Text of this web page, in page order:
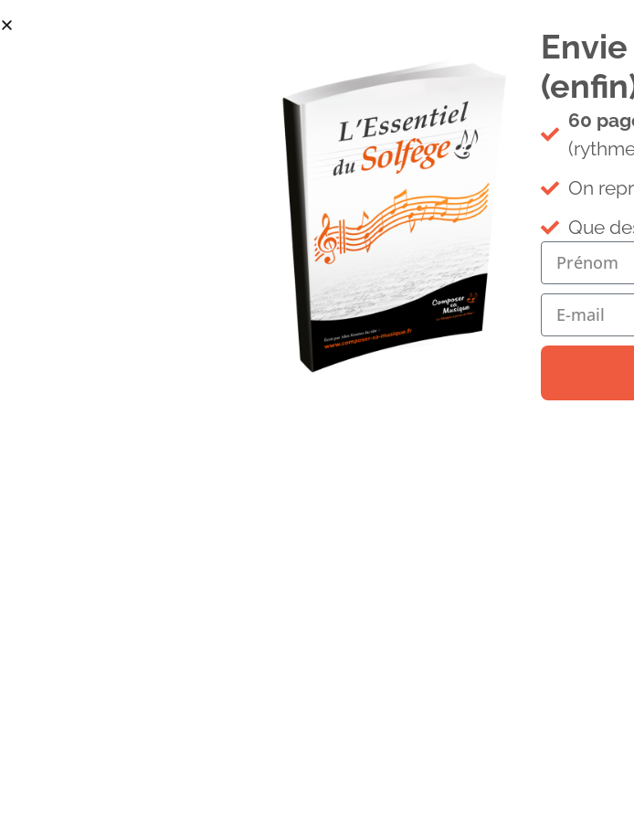
Par où commencer ? FORMATIONS Tous les articles Contact
branchements home studio
60
On
Que